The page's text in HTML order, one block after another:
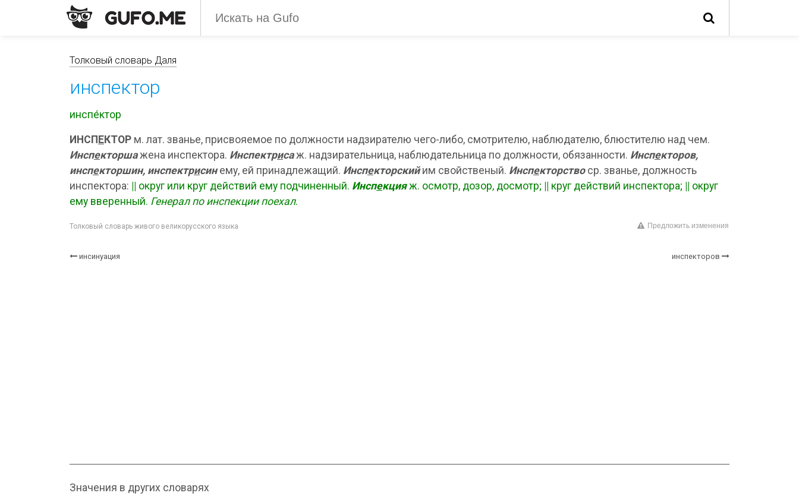
Толковый словарь Даля
инспектор
инспе́ктор
ИНСП ЕКТОР м. лат. званье, присвояемое по должности надзирателю чего-либо, смотрителю, наблюдателю, блюстителю над чем.
Инспекторшажена инспектора. Инспектрисаж. надзирательница, наблюдательница по должности, обязанности. Инспекторов,
инспекторшин, инспектрисинему, ей принадлежащий. Инспекторскийим свойственый. Инспекторствоср. званье, должность
инспектора:
округ или круг действий ему подчиненный. Инспекцияж. осмотр, дозор, досмотр; круг действий инспектора;
округ
ему вверенный. Генерал по инспекции поехал.
Толковый словарь живого великорусского языка Предложить изменения
инсинуация инспекторов
Значения в других словарях